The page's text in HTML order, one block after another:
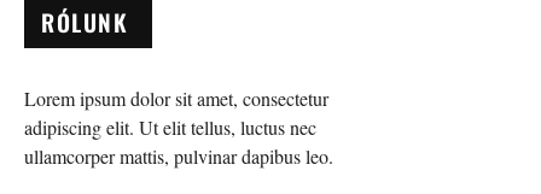
RÓLUNK
Lorem ipsum dolor sit amet, consectetur
adipiscing elit. Ut elit tellus, luctus nec
ullamcorper mattis, pulvinar dapibus leo.